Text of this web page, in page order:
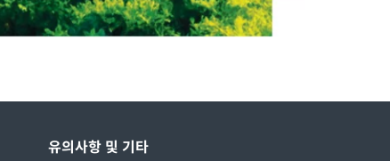
유의사항 및 기타